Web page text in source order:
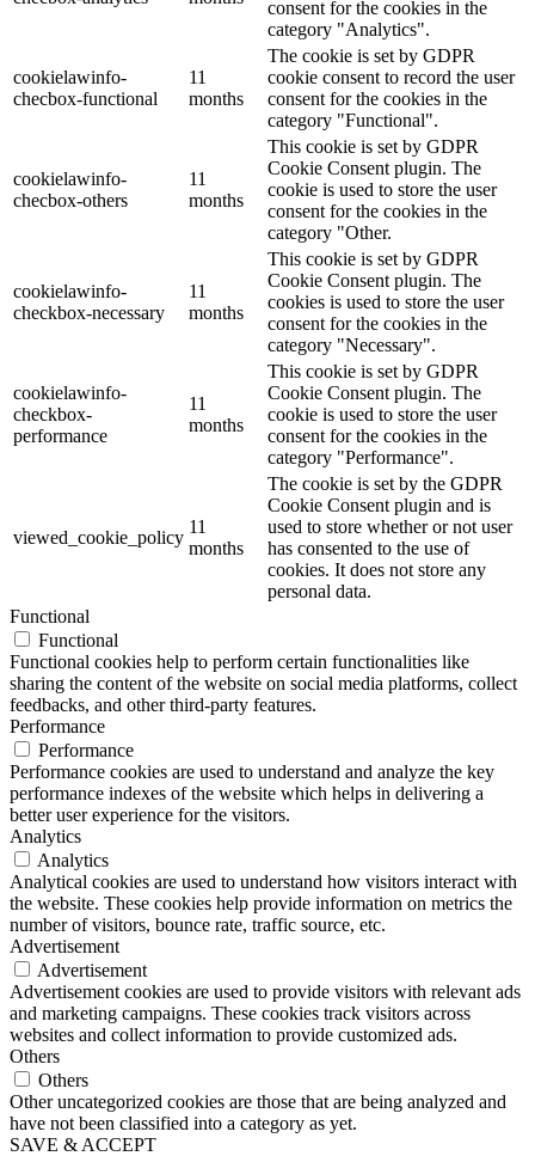
consent for the cookies in the
category "Analytics".
cookielawinfo-
checbox-functional
11
months
The cookie is set by GDPR
cookie consent to record the user
consent for the cookies in the
category "Functional".
cookielawinfo-
checbox-others
11
months
This cookie is set by GDPR
Cookie Consent plugin. The
cookie is used to store the user
consent for the cookies in the
category "Other.
cookielawinfo-
checkbox-necessary
11
months
This cookie is set by GDPR
Cookie Consent plugin. The
cookies is used to store the user
consent for the cookies in the
category "Necessary".
cookielawinfo-
checkbox-
performance
11
months
This cookie is set by GDPR
Cookie Consent plugin. The
cookie is used to store the user
consent for the cookies in the
category "Performance".
viewed_cookie_policy
11
months
The cookie is set by the GDPR
Cookie Consent plugin and is
used to store whether or not user
has consented to the use of
cookies. It does not store any
personal data.
Functional
Functional
Functional cookies help to perform certain functionalities like
sharing the content of the website on social media platforms, collect
feedbacks, and other third-party features.
Performance
Performance
Performance cookies are used to understand and analyze the key
performance indexes of the website which helps in delivering a
better user experience for the visitors.
Analytics
Analytics
Analytical cookies are used to understand how visitors interact with
the website. These cookies help provide information on metrics the
number of visitors, bounce rate, traffic source, etc.
Advertisement
Advertisement
Advertisement cookies are used to provide visitors with relevant ads
and marketing campaigns. These cookies track visitors across
websites and collect information to provide customized ads.
Others
Others
Other uncategorized cookies are those that are being analyzed and
have not been classified into a category as yet.
SAVE & ACCEPT